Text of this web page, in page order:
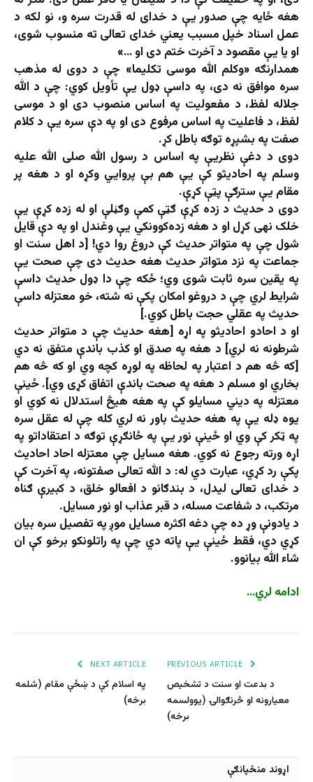
هغه ځايه چې صدور يې د خدای له قدرت سره و، نو لکه د
عمل اسناد خپل مسبب يعني خدای تعالی ته منسوب شوی،
او یا يې مقصود د آخرت ختم دی او …»
همدارنګه «وکلم الله موسی تکليما» چې د دوی له مذهب
سره موافق نه دی، په داسې ډول یې تأويل کوي: چې د الله
جلاله لفظ، د مفعوليت په اساس منصوب دی او د موسی
لفظ، د فاعليت په اساس مرفوع دی او په دې سره يې د کلام
صفت په بشپړه توګه باطل کړ.
دوی د دغې نظريې په اساس د رسول الله صلی الله علیه
وسلم په احادیثو کې يې هم بې پروايي وکړه او د هغه پر
مقام یې سترګې پټې کړې.
دوی د حدیث د زده کړې ګټې کمې وګڼلې او له زده کړې یې
خلک نهی کړل او د هغه زده‌کوونکي يې وغندل او په دې قايل
شول چې په متواتر حدیث کې دروغ روا دي! [د اهل سنت او
جماعت په نزد متواتر حديث هغه حديث دی چې صحت یې
په یقین سره ثابت شوی وي؛ ځکه چې دا ډول حديث داسې
شرايط لري چې د دروغو امکان پکې نه شته، خو معتزله داسې
حديث په عقلي حجت باطل کوي.]
او د احادو احادیثو په اړه [هغه حدیث چې د متواتر حدیث
شرطونه نه لري] د هغه په صدق او کذب باندې متفق نه دي
[که څه هم د اعتبار په لحاظه په لوړه کچه وي او که څه هم
بخاري او مسلم د هغه په صحت باندې اتفاق کړی وي]. ځينې
معتزله په ديني مسايلو کې په هغه هيڅ استدلال نه کوي او
يوه ډله يې په هغه حديث باور نه لري کله چې له عقل سره
په ټکر کې وي او ځينې نور يې په ځانګړې توګه د اعتقاداتو په
اړه ورته رجوع نه کوي. هغه مسايل چې معتزله احاد احادیث
پکې رد کړي، عبارت دي له: د الله تعالی صفتونه، په آخرت کې
د خدای تعالی لیدل، د بندګانو د افعالو خلق، د کبيرې ګناه
مرتکب، د شفاعت مسله، د قبر عذاب او نور مسایل.
د يادونې وړ ده چې دغه اکثره مسايل موږ په تفصيل سره بيان
کړي دي، فقط ځينې يې پاته دي چې په راتلونکو برخو کې ان
شاء الله بيانوو.
ادامه لري…
د بدعت او سنت د تشخیص
معیارونه او څرنګوالۍ (یوولسمه
برخه)
NEXT ARTICLE
په اسلام کې د ښځې مقام (شلمه
برخه)
اړوند منځپانګې